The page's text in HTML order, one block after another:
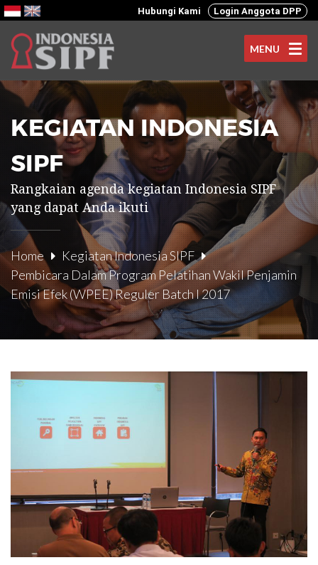
Hubungi Kami Login Anggota DPP
MENU
KEGIATAN INDONESIA
SIPF
Rangkaian agenda kegiatan Indonesia SIPF
yang dapat Anda ikuti
Home
Kegiatan Indonesia SIPF
Pembicara Dalam Program Pelatihan Wakil Penjamin
Emisi Efek (WPEE) Reguler Batch I 2017